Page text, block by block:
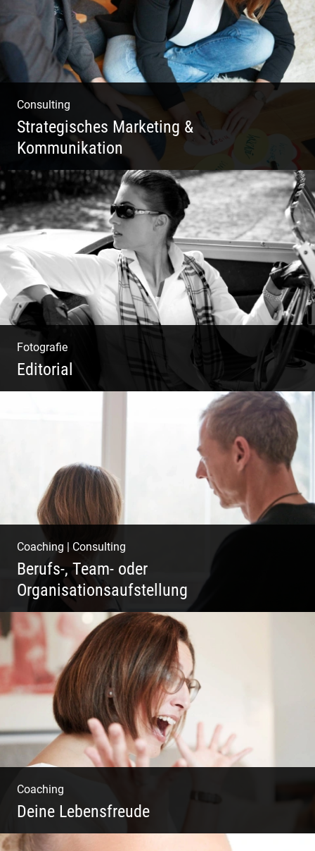
Consulting
Strategisches Marketing &
Kommunikation
Deine Darstellung nach außen und innen
Fotografie
Editorial
Coaching Consulting
Berufs-, Team- oder
Organisationsaufstellung
Business Coaching – Berufliche Freude
ermöglichen
Coaching
Deine Lebensfreude